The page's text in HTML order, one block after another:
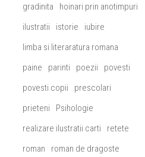
gradinita
hoinari prin anotimpuri
ilustratii
istorie
iubire
limba si literaratura romana
paine
parinti poezii
povesti
povesti copii
prescolari
prieteni
Psihologie
realizare ilustratii carti
retete
roman
roman de dragoste